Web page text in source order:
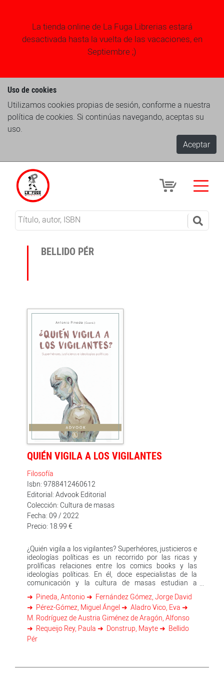
La tienda online de La Fuga Librerias estará
desactivada hasta la vuelta de las vacaciones, en
Septiembre ;)
Uso de cookies
Utilizamos cookies propias de sesión, conforme a nuestra
política de cookies. Si continúas navegando, aceptas su
uso.
Aceptar
BELLIDO PÉR
QUIÉN VIGILA A LOS VIGILANTES
Filosofía
Isbn: 9788412460612
Editorial: Advook Editorial
Colección: Cultura de masas
Fecha: 09 / 2022
Precio: 18.99 €
¿Quién vigila a los vigilantes? Superhéores, justicieros e
ideologías políticas es un recorrido por las ricas y
prolíficas relaciones entre los comics books y las
ideologías políticas. En él, doce especialistas de la
comunicación y la cultura de masas estudian a
ideológicas: anarquismo, feminismo, neofascismo… En
estas páginas conviven iconos de la cultura de masas
como Batman y Wonder Woman, personajes de culto
como V o The Swamp Thing, nuevos fenómenos del
medio como The Boys y héroes menos conocidos
como Captain China, entre otros. El libro pretende
justicieros que habitan los tebeos, el cine y la televisión.
Pineda, Antonio
Fernández Gómez, Jorge David
Pérez-Gómez, Miguel Ángel
Aladro Vico, Eva
M. Rodríguez de Austria Giménez de Aragón, Alfonso
Requeijo Rey, Paula
Donstrup, Mayte
Bellido
Pér